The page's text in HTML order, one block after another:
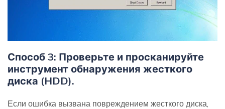
Способ 3: Проверьте и просканируйте
инструмент обнаружения жесткого
диска (HDD).
Если ошибка вызвана повреждением жесткого диска,